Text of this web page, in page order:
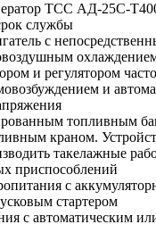
ТСС АД-25С-
службы
с
и регулятором
и
топливным
краном.
такелажные
приспособлений
с
стартером
с автоматическим